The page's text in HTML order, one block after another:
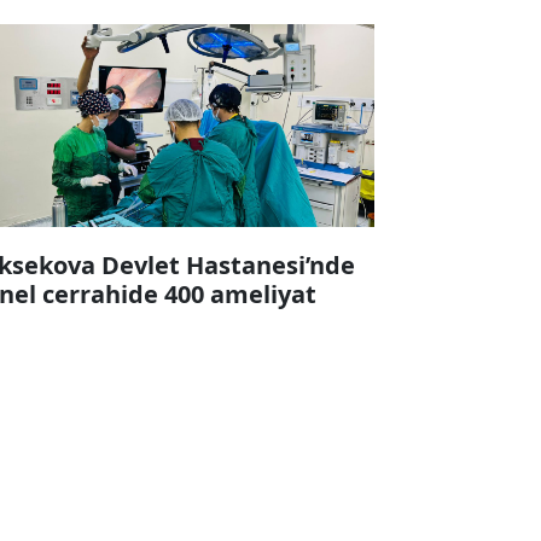
Devlet Hastanesi’nde
cerrahide 400 ameliyat